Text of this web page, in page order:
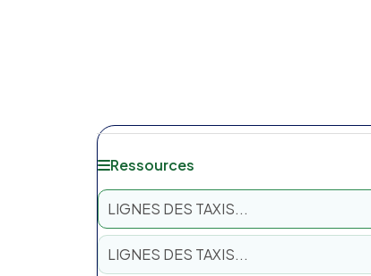
Ressources
LIGNES DES TAXIS...
LIGNES DES TAXIS...